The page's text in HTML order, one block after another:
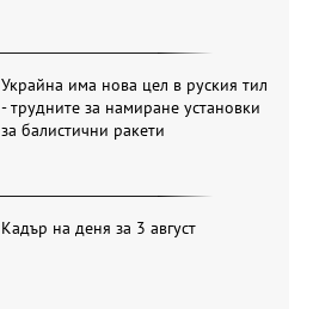
Украйна има нова цел в руския тил
- трудните за намиране установки
за балистични ракети
Кадър на деня за 3 август